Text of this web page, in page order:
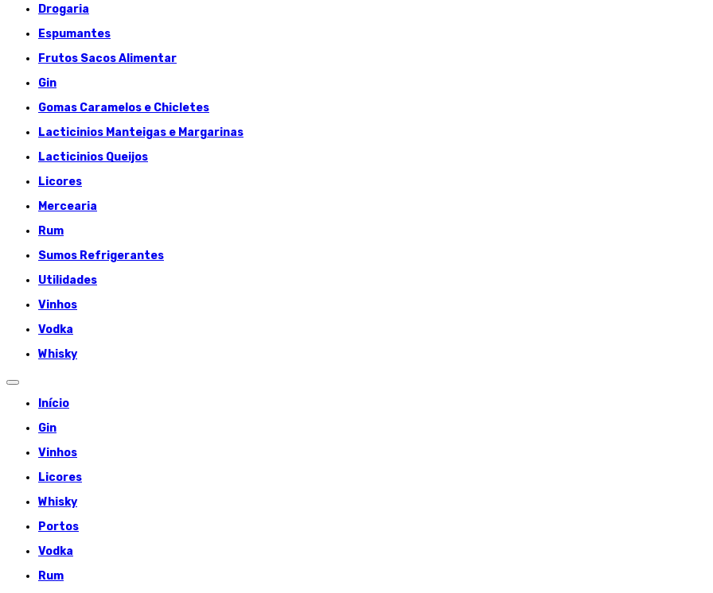
Drogaria
Espumantes
Frutos Sacos Alimentar
Gin
Gomas Caramelos e Chicletes
Lacticinios Manteigas e Margarinas
Lacticinios Queijos
Licores
Mercearia
Rum
Sumos Refrigerantes
Utilidades
Vinhos
Vodka
Whisky
Início
Gin
Vinhos
Licores
Whisky
Portos
Vodka
Rum